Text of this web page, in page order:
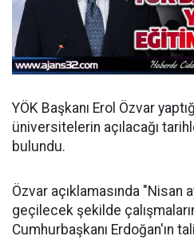
YÖK Başkanı Erol Özvar
üniversitelerin açılacağı
bulundu.
Özvar açıklamasında "Nisan
geçilecek şekilde
Cumhurbaşkanı Erdoğan'ın